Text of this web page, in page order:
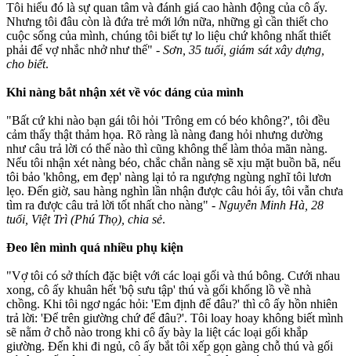
Tôi hiểu đó là sự quan tâm và đánh giá cao hành động của cô ấy.
Nhưng tôi đâu còn là đứa trẻ mới lớn nữa, những gì cần thiết cho
cuộc sống của mình, chúng tôi biết tự lo liệu chứ không nhất thiết
phải để vợ nhắc nhở như thế" - Sơn, 35 tuổi, giám sát xây dựng,
cho biết.
Khi nàng bắt nhận xét về vóc dáng của mình
"Bất cứ khi nào bạn gái tôi hỏi 'Trông em có béo không?', tôi đều
cảm thấy thật thảm họa. Rõ ràng là nàng đang hỏi nhưng dường
như câu trả lời có thế nào thì cũng không thể làm thỏ‌a mã‌n nàng.
Nếu tôi nhận xét nàng béo, chắc chắn nàng sẽ xịu mặt buồn bã, nếu
tôi bảo 'không, em đẹp' nàng lại tỏ ra ngượng ngùng nghĩ tôi lươn
lẹo. Đến giờ, sau hàng nghìn lần nhận được câu hỏi ấy, tôi vẫn chưa
tìm ra được câu trả lời tốt nhất cho nàng" - Nguyễn Minh Hà, 28
tuổi, Việt Trì (Phú Thọ), chia sẻ.
Đeo lên mình quá nhiều phụ kiện
"Vợ tôi có sở thích đặc biệt với các loại gối và thú bông. Cưới nhau
xong, cô ấy khuân hết 'bộ sưu tập' thú và gối khổng lồ về nhà
chồng. Khi tôi ngơ ngác hỏi: 'Em định để đâu?' thì cô ấy hồn nhiên
trả lời: 'Để trên giường chứ để đâu?'. Tôi loay hoay không biết mình
sẽ nằm ở chỗ nào trong khi cô ấy bày la liệt các loại gối khắp
giường. Đến khi đi ngủ, cô ấy bắt tôi xếp gọn gàng chỗ thú và gối